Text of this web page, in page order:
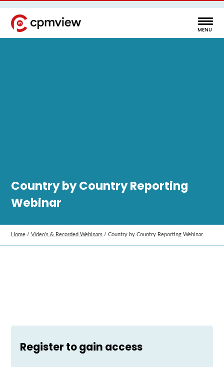
Country by Country Reporting
Webinar
Home /Video’s & Recorded Webinars /Country by Country Reporting Webinar
Register to gain access